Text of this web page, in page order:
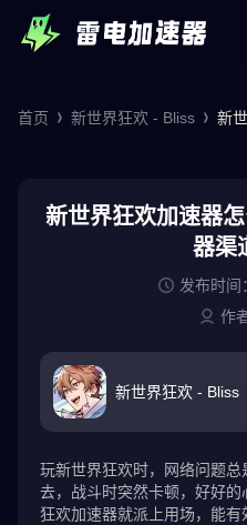
首页 新世界狂欢 - Bliss
新
新世界狂欢加速器
器渠
发布时间：
作
新世界狂欢 - Bliss
玩新世界狂欢时，网络问题
去，战斗时突然卡顿，好好
狂欢加速器就派上用场，能